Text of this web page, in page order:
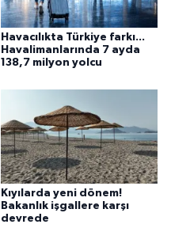
Havacılıkta Türkiye farkı...
Havalimanlarında 7 ayda
138,7 milyon yolcu
Kıyılarda yeni dönem!
Bakanlık işgallere karşı
devrede